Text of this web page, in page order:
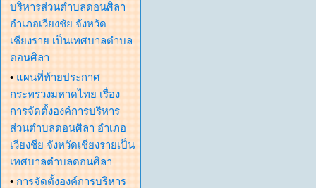
บริหารส่วนตำบลดอนศิลา
อำเภอเวียงชัย จังหวัด
เชียงราย เป็นเทศบาลตำบล
ดอนศิลา
• แผนที่ท้ายประกาศ
กระทรวงมหาดไทย เรื่อง
การจัดตั้งองค์การบริหาร
ส่วนตำบลดอนศิลา อำเภอ
เวียงชีย จังหวัดเชียงรายเป็น
เทศบาลตำบลดอนศิลา
• การจัดตั้งองค์การบริหาร